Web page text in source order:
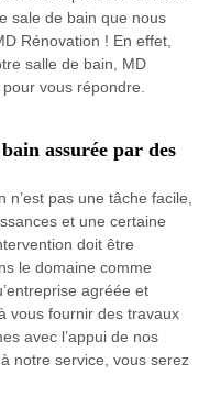
sale de bain que nous
Rénovation ! En effet,
salle de bain, MD
vous répondre.
assurée par des
pas une tâche facile,
et une certaine
doit être
le domaine comme
agréée et
vous fournir des travaux
avec l’appui de nos
notre service, vous serez